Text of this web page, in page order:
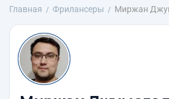
Главная Фрилансеры Миржан